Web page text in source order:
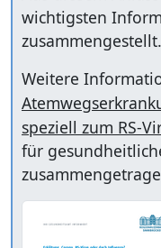
wichtigsten
zusammengestellt.
Weitere
speziell zum RS-
für